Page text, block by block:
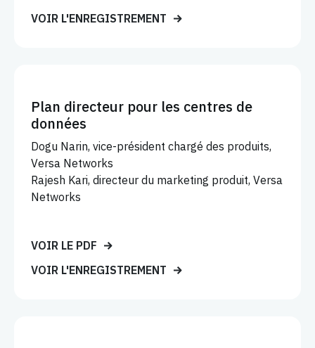
VOIR L'ENREGISTREMENT
Plan directeur pour les centres de
données
Dogu Narin, vice-président chargé des produits,
Versa Networks
Rajesh Kari, directeur du marketing produit, Versa
Networks
VOIR LE PDF
VOIR L'ENREGISTREMENT